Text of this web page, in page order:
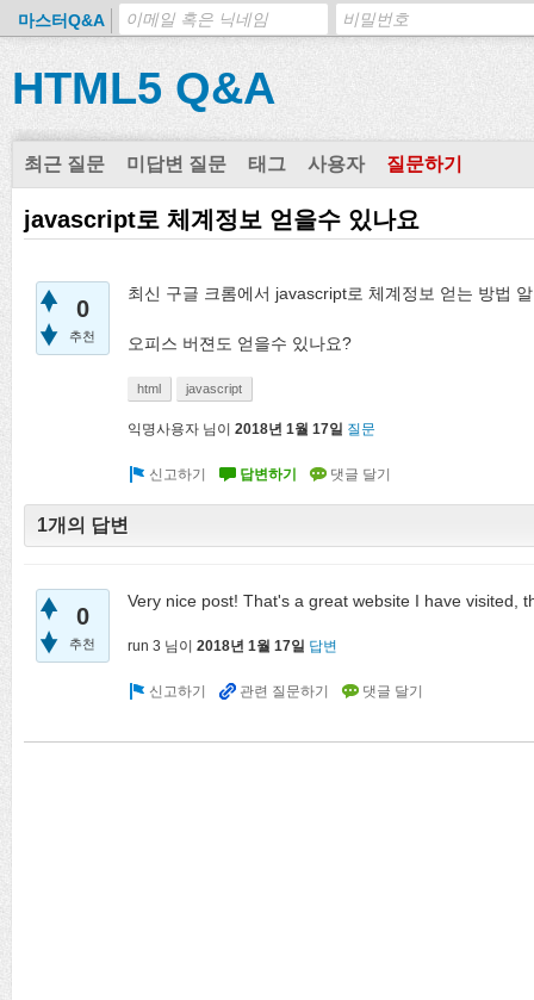
마스터Q&A
HTML5 Q&A
최근 질문 미답변 질문 태그 사용자 질문하기
javascript로 체계정보 얻을수 있나요
0
추천
최신 구글 크롬에서 javascript로 체계정보 얻는 방법
오피스 버젼도 얻을수 있나요?
html javascript
익명사용자 님이 2018년 1월 17일 질문
1개의 답변
0
추천
Very nice post! That's a great website I have visited,
run 3 님이 2018년 1월 17일 답변